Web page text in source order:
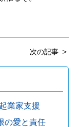
次の記事 ＞
業家支援
の愛と責任